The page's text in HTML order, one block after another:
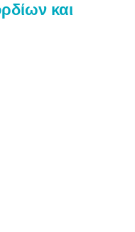
και